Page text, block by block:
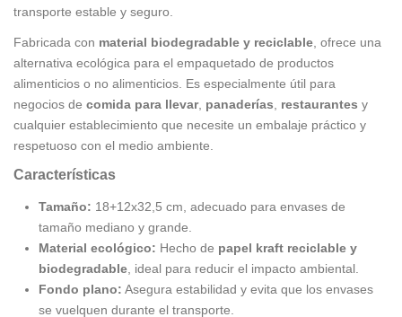
transporte estable y seguro.
Fabricada con material biodegradable y reciclable, ofrece una
alternativa ecológica para el empaquetado de productos
alimenticios o no alimenticios. Es especialmente útil para
negocios de comida para llevar, panaderías, restaurantes y
cualquier establecimiento que necesite un embalaje práctico y
respetuoso con el medio ambiente.
Características
Tamaño: 18+12x32,5 cm, adecuado para envases de
tamaño mediano y grande.
Material ecológico: Hecho de papel kraft reciclable y
biodegradable , ideal para reducir el impacto ambiental.
Fondo plano: Asegura estabilidad y evita que los envases
se vuelquen durante el transporte.